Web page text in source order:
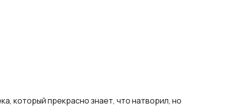
который прекрасно знает, что натворил, но